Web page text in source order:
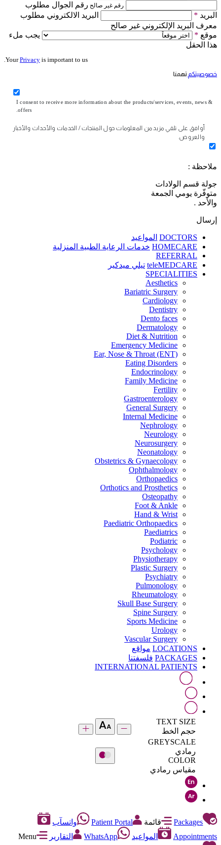
رقم غير صالح رقم الجوال مطلوب
البريد *
البريد الالكتروني مطلوب
معرف البريد الإلكتروني غير صالح
موقع *
يجب ملء
هذا الحقل
YourPrivacy is important to us.
خصوصيتكم تهمنا
I consent to receive more information about the products/services, events, news &
offers.
أوافق على تلقي مزيد من المعلومات حول المنتجات / الخدمات والأحداث والأخبار
والعروض.
ملاحظة :
جولة قسم الولادات
متوفّرة يومي الجمعة
والأحد .
إرسال
DOCTORS المواعيد
HOMECARE خدمات الرعاية الطبية المنزلية
REFERRAL
teleMEDCARE تيلي ميدكير
SPECIALITIES
Aesthetics
Bariatric Surgery
Cardiology
Dentistry
Dento faces
Dermatology
Diet & Nutrition
Emergency Medicine
Ear, Nose & Throat (ENT)
Eating Disorders
Endocrinology
Family Medicine
Fertility
Gastroenterology
General Surgery
Internal Medicine
Nephrology
Neurology
Neurosurgery
Neonatology
Obstetrics & Gynaecology
Ophthalmology
Orthopaedics
Orthotics and Prosthetics
Osteopathy
Foot & Ankle
Hand & Wrist
Paediatric Orthopaedics
Paediatrics
Podiatric
Psychology
Physiotherapy
Plastic Surgery
Psychiatry
Pulmonology
Rheumatology
Skull Base Surgery
Spine Surgery
Sports Medicine
Urology
Vascular Surgery
LOCATIONS مواقع
PACKAGES فلسفتنا
INTERNATIONAL PATIENTS
TEXT SIZE
حجم الخط
GREYSCALE
رمادي
COLOR
مقياس رمادي
Packages قائمة Patient Portal
واتسآب
Appointments
المواعيد WhatsApp التقارير
Menu